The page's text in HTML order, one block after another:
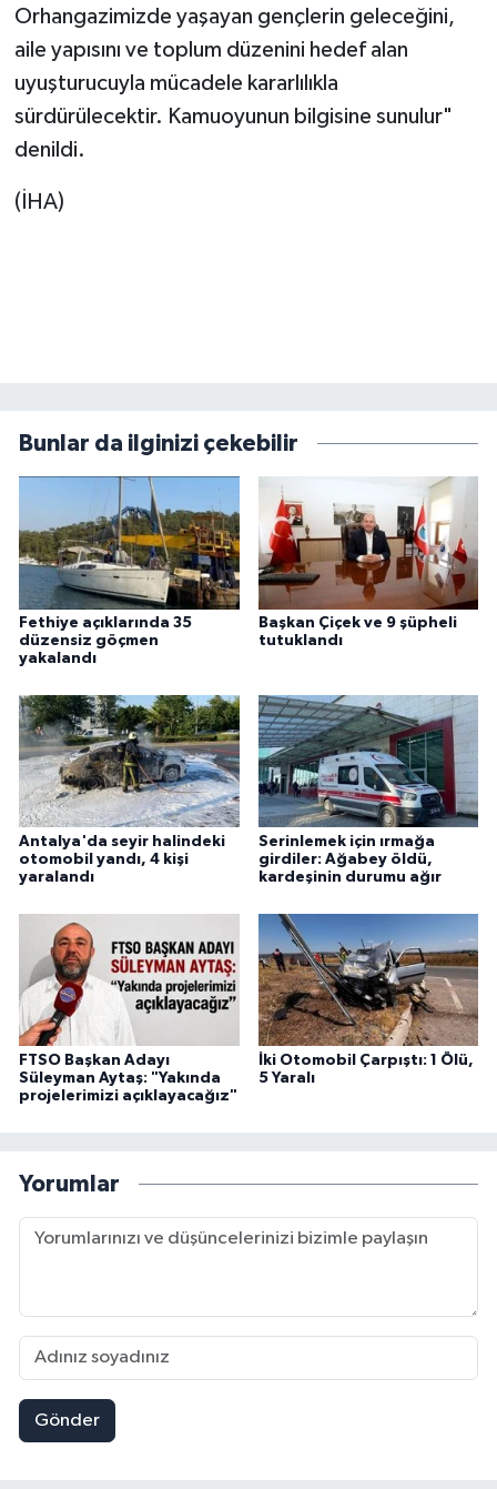
Orhangazimizde yaşayan gençlerin geleceğini,
aile yapısını ve toplum düzenini hedef alan
uyuşturucuyla mücadele kararlılıkla
sürdürülecektir. Kamuoyunun bilgisine sunulur"
denildi.
(İHA)
Bunlar da ilginizi çekebilir
Fethiye açıklarında 35
düzensiz göçmen
yakalandı
Başkan Çiçek ve 9 şüpheli
tutuklandı
Antalya'da seyir halindeki
otomobil yandı, 4 kişi
yaralandı
Serinlemek için ırmağa
girdiler: Ağabey öldü,
kardeşinin durumu ağır
FTSO Başkan Adayı
Süleyman Aytaş: "Yakında
projelerimizi açıklayacağız"
İki Otomobil Çarpıştı: 1 Ölü,
5 Yaralı
Yorumlar
Gönder